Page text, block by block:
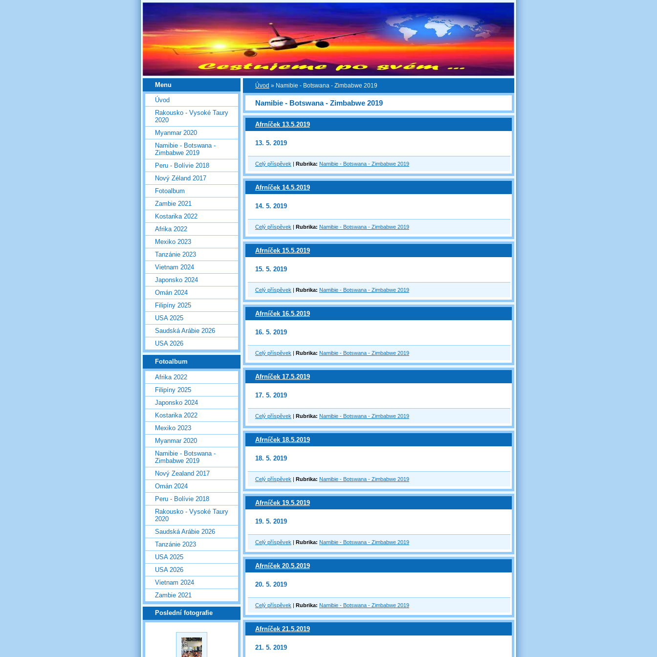
Úvod » Namibie - Botswana - Zimbabwe 2019
Namibie - Botswana - Zimbabwe 2019
Afrníček 13.5.2019
13. 5. 2019
Celý příspěvek | Rubrika: Namibie - Botswana - Zimbabwe 2019
Afrníček 14.5.2019
14. 5. 2019
Celý příspěvek | Rubrika: Namibie - Botswana - Zimbabwe 2019
Afrníček 15.5.2019
15. 5. 2019
Celý příspěvek | Rubrika: Namibie - Botswana - Zimbabwe 2019
Afrníček 16.5.2019
16. 5. 2019
Celý příspěvek | Rubrika: Namibie - Botswana - Zimbabwe 2019
Afrníček 17.5.2019
17. 5. 2019
Celý příspěvek | Rubrika: Namibie - Botswana - Zimbabwe 2019
Afrníček 18.5.2019
18. 5. 2019
Celý příspěvek | Rubrika: Namibie - Botswana - Zimbabwe 2019
Afrníček 19.5.2019
19. 5. 2019
Celý příspěvek | Rubrika: Namibie - Botswana - Zimbabwe 2019
Afrníček 20.5.2019
20. 5. 2019
Celý příspěvek | Rubrika: Namibie - Botswana - Zimbabwe 2019
Afrníček 21.5.2019
21. 5. 2019
Menu
Úvod
Rakousko - Vysoké Taury
2020
Myanmar 2020
Namibie - Botswana -
Zimbabwe 2019
Peru - Bolívie 2018
Nový Zéland 2017
Fotoalbum
Zambie 2021
Kostarika 2022
Afrika 2022
Mexiko 2023
Tanzánie 2023
Vietnam 2024
Japonsko 2024
Omán 2024
Filipíny 2025
USA 2025
Saudská Arábie 2026
USA 2026
Fotoalbum
Afrika 2022
Filipíny 2025
Japonsko 2024
Kostarika 2022
Mexiko 2023
Myanmar 2020
Namibie - Botswana -
Zimbabwe 2019
Nový Zealand 2017
Omán 2024
Peru - Bolívie 2018
Rakousko - Vysoké Taury
2020
Saudská Arábie 2026
Tanzánie 2023
USA 2025
USA 2026
Vietnam 2024
Zambie 2021
Poslední fotografie